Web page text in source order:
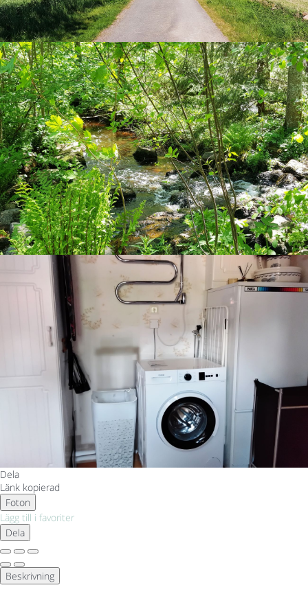
Dela
Länk kopierad
Foton
Lägg till i favoriter
Dela
Beskrivning